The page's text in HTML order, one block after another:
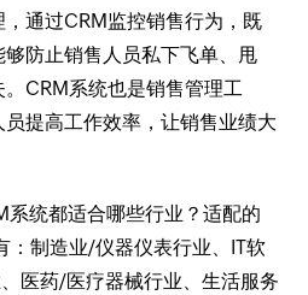
通过CRM监控销售行为，既
防止销售人员私下飞单、甩
CRM系统也是销售管理工
提高工作效率，让销售业绩大
系统都适合哪些行业？适配的
：制造业/仪器仪表行业、IT软
医药/医疗器械行业、生活服务